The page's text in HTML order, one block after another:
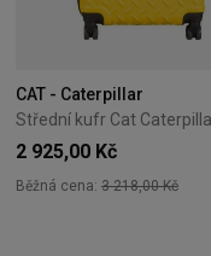
CAT - Caterpillar
2 925,00 Kč
Běžná cena: 3 218,00 Kč